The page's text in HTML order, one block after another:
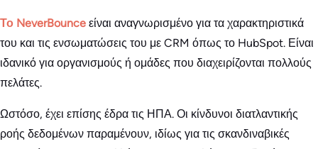
Το NeverBounce είναι αναγνωρισμένο για τα χαρακτηριστικά
του και τις ενσωματώσεις του με CRM όπως το HubSpot. Είναι
ιδανικό για οργανισμούς ή ομάδες που διαχειρίζονται πολλούς
πελάτες.
Ωστόσο, έχει επίσης έδρα τις ΗΠΑ. Οι κίνδυνοι διατλαντικής
ροής δεδομένων παραμένουν, ιδίως για τις σκανδιναβικές